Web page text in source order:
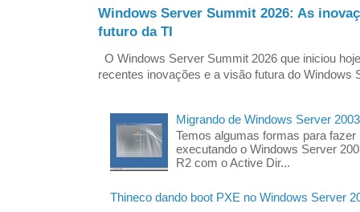
Windows Server Summit 2026: As
futuro da TI
O Windows Server Summit 2026 que iniciou
recentes inovações e a visão futura do Windows
Migrando de Windows Server
Temos algumas formas para
executando o Windows Server
R2 com o Active Dir...
Thineco dando boot PXE no Windows Server